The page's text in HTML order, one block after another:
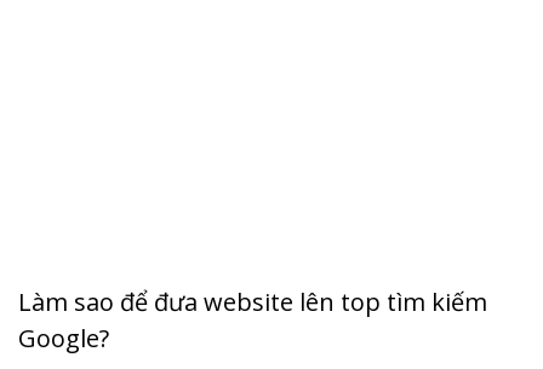
Làm sao để đưa website lên top tìm kiếm
Google?